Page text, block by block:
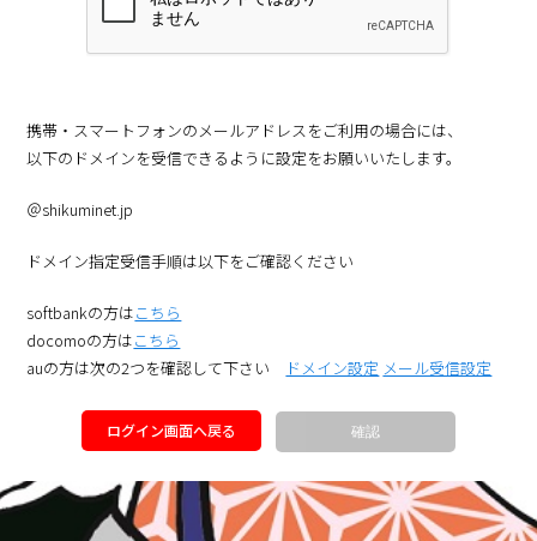
携帯・スマートフォンのメールアドレスをご利用の場合には、
以下のドメインを受信できるように設定をお願いいたします。
＠shikuminet.jp
ドメイン指定受信手順は以下をご確認ください
softbankの方はこちら
docomoの方はこちら
auの方は次の2つを確認して下さい
ドメイン設定 メール受信設定
ログイン画面へ戻る 確認